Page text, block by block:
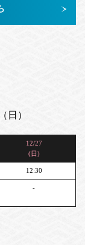
日）
12/27
(日)
12:30
-